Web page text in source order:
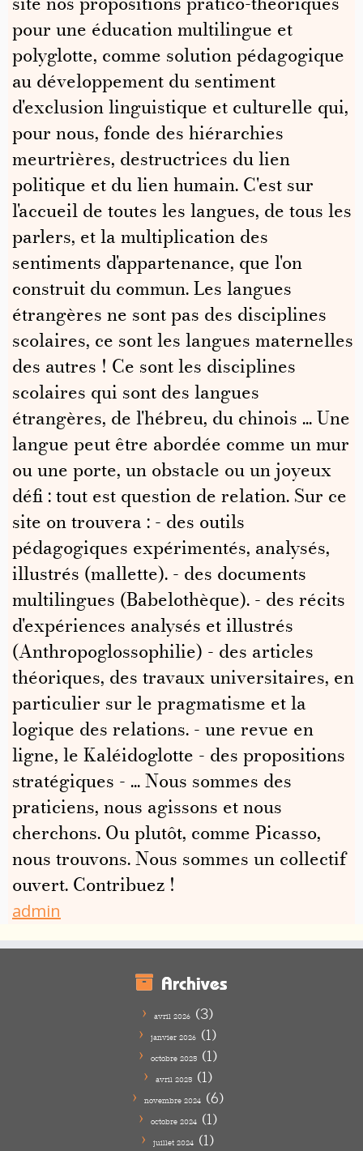
site nos propositions pratico-théoriques
pour une éducation multilingue et
polyglotte, comme solution pédagogique
au développement du sentiment
d'exclusion linguistique et culturelle qui,
pour nous, fonde des hiérarchies
meurtrières, destructrices du lien
politique et du lien humain. C'est sur
l'accueil de toutes les langues, de tous les
parlers, et la multiplication des
sentiments d'appartenance, que l'on
construit du commun. Les langues
étrangères ne sont pas des disciplines
scolaires, ce sont les langues maternelles
des autres ! Ce sont les disciplines
scolaires qui sont des langues
étrangères, de l'hébreu, du chinois ... Une
langue peut être abordée comme un mur
ou une porte, un obstacle ou un joyeux
défi : tout est question de relation. Sur ce
site on trouvera : - des outils
pédagogiques expérimentés, analysés,
illustrés (mallette). - des documents
multilingues (Babelothèque). - des récits
d'expériences analysés et illustrés
(Anthropoglossophilie) - des articles
théoriques, des travaux universitaires, en
particulier sur le pragmatisme et la
logique des relations. - une revue en
ligne, le Kaléidoglotte - des propositions
stratégiques - ... Nous sommes des
praticiens, nous agissons et nous
cherchons. Ou plutôt, comme Picasso,
nous trouvons. Nous sommes un collectif
ouvert. Contribuez !
admin
Archives
avril 2026 (3)
janvier 2026 (1)
octobre 2025(1)
avril 2025(1)
novembre 2024(6)
octobre 2024(1)
juillet 2024 (1)